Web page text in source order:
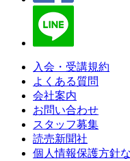
入会・受講規約
よくある質問
会社案内
お問い合わせ
スタッフ募集
読売新聞社
個人情報保護方針